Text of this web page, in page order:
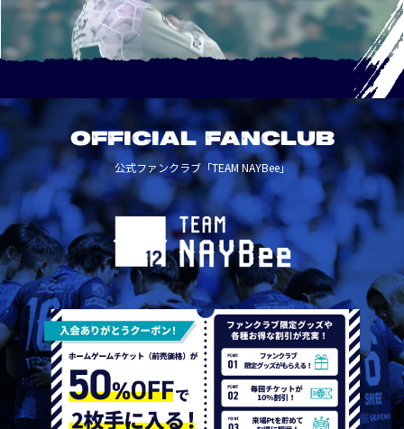
OFFICIAL FANCLUB
公式ファンクラブ「TEAM NAYBee」